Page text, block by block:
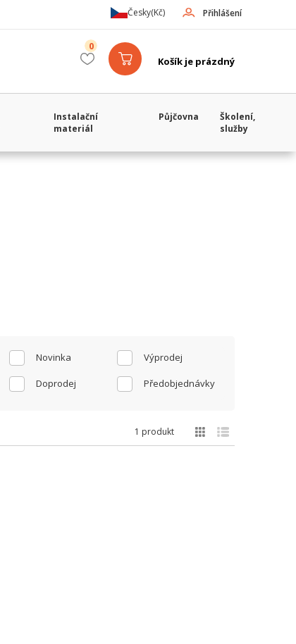
Přihlášení
Česky(Kč)
Košík je prázdný
0
Instalační
materiál
Půjčovna
Školení,
služby
Novinka
Výprodej
Doprodej Předobjednávky
1 produkt